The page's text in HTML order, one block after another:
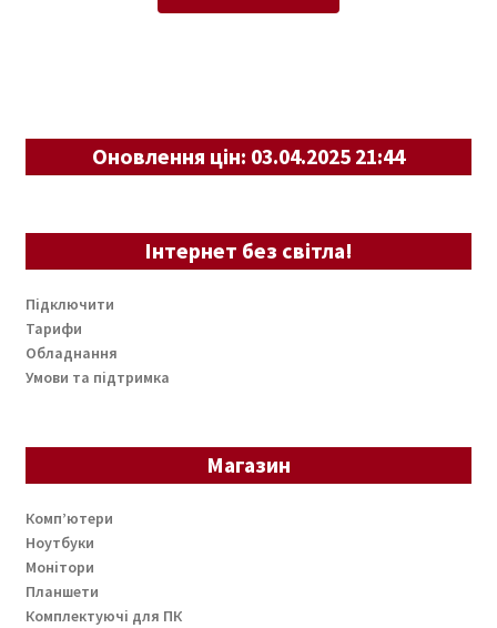
Оновлення цін: 03.04.2025 21:44
Інтернет без світла!
Підключити
Тарифи
Обладнання
Умови та підтримка
Магазин
Комп’ютери
Ноутбуки
Монітори
Планшети
Комплектуючі для ПК